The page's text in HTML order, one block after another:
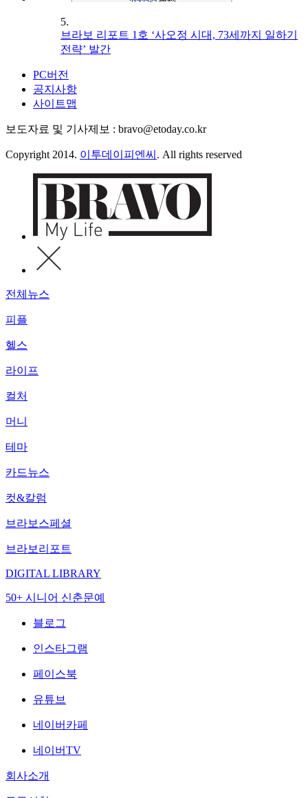
5.
브라보 리포트 1호 ‘사오정 시대, 73세까지 일하기
전략’ 발간
PC버전
공지사항
사이트맵
보도자료 및 기사제보 : bravo@etoday.co.kr
Copyright 2014. 이투데이피엔씨 . All rights reserved
전체뉴스
피플
헬스
라이프
컬처
머니
테마
카드뉴스
컷&칼럼
브라보스페셜
브라보리포트
DIGITAL LIBRARY
50+ 시니어 신춘문예
블로그
인스타그램
페이스북
유튜브
네이버카페
네이버TV
회사소개